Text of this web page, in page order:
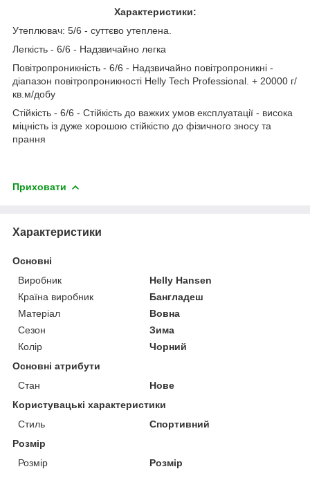
Характеристики:
Утеплювач: 5/6 - суттєво утеплена.
Легкість - 6/6 - Надзвичайно легка
Повітропроникність - 6/6 - Надзвичайно повітропроникні -
діапазон повітропроникності Helly Tech Professional. + 20000 г/
кв.м/добу
Стійкість - 6/6 - Стійкість до важких умов експлуатації - висока
міцність із дуже хорошою стійкістю до фізичного зносу та
прання
Приховати
Характеристики
Основні
Виробник
Helly Hansen
Країна виробник
Бангладеш
Матеріал
Вовна
Сезон
Зима
Колір
Чорний
Основні атрибути
Стан
Нове
Користувацькi характеристики
Стиль
Спортивний
Розмір
Розмір
Розмір